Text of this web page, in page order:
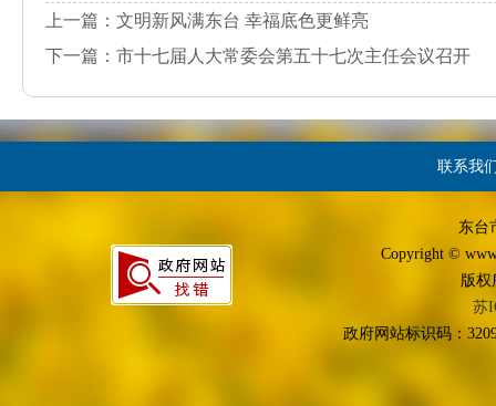
上一篇：文明新风满东台 幸福底色更鲜亮
下一篇：市十七届人大常委会第五十七次主任会议召开
联系我
东台
Copyright ©
版权
苏
政府网站标识码：